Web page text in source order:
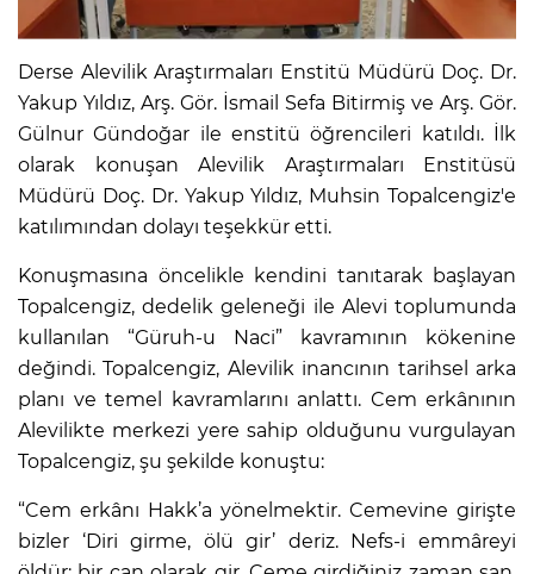
Derse Alevilik Araştırmaları Enstitü Müdürü Doç. Dr.
Yakup Yıldız, Arş. Gör. İsmail Sefa Bitirmiş ve Arş. Gör.
Gülnur Gündoğar ile enstitü öğrencileri katıldı. İlk
olarak konuşan Alevilik Araştırmaları Enstitüsü
Müdürü Doç. Dr. Yakup Yıldız, Muhsin Topalcengiz'e
katılımından dolayı teşekkür etti.
Konuşmasına öncelikle kendini tanıtarak başlayan
Topalcengiz, dedelik geleneği ile Alevi toplumunda
kullanılan “Güruh-u Naci” kavramının kökenine
değindi. Topalcengiz, Alevilik inancının tarihsel arka
planı ve temel kavramlarını anlattı. Cem erkânının
Alevilikte merkezi yere sahip olduğunu vurgulayan
Topalcengiz, şu şekilde konuştu:
“Cem erkânı Hakk’a yönelmektir. Cemevine girişte
bizler ‘Diri girme, ölü gir’ deriz. Nefs-i emmâreyi